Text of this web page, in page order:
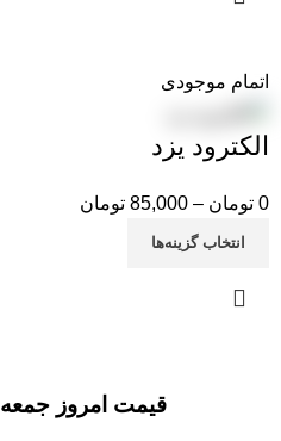
اتمام موجودی
الکترود یزد
0 تومان –
85,000 تومان
انتخاب گزینه‌ها
قیمت امروز جمعه ۱۶ مرداد ۱۴۰۵